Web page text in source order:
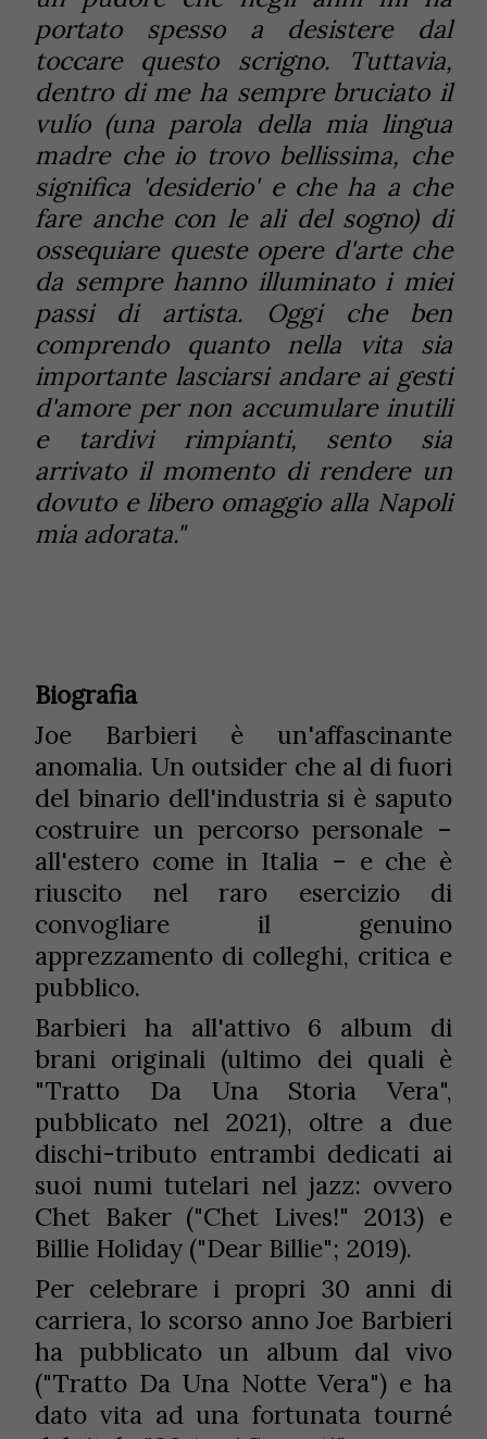
portato spesso a desistere dal
toccare questo scrigno. Tuttavia,
dentro di me ha sempre bruciato il
vulío (una parola della mia lingua
madre che io trovo bellissima, che
significa 'desiderio' e che ha a che
fare anche con le ali del sogno) di
ossequiare queste opere d'arte che
da sempre hanno illuminato i miei
passi di artista. Oggi che ben
comprendo quanto nella vita sia
importante lasciarsi andare ai gesti
d'amore per non accumulare inutili
e tardivi rimpianti, sento sia
arrivato il momento di rendere un
dovuto e libero omaggio alla Napoli
mia adorata."
Biografia
Joe Barbieri è un'affascinante
anomalia. Un outsider che al di fuori
del binario dell'industria si è saputo
costruire un percorso personale –
all'estero come in Italia – e che è
riuscito nel raro esercizio di
convogliare il genuino
apprezzamento di colleghi, critica e
pubblico.
Barbieri ha all'attivo 6 album di
brani originali (ultimo dei quali è
"Tratto Da Una Storia Vera",
pubblicato nel 2021), oltre a due
dischi-tributo entrambi dedicati ai
suoi numi tutelari nel jazz: ovvero
Chet Baker ("Chet Lives!" 2013) e
Billie Holiday ("Dear Billie"; 2019).
Per celebrare i propri 30 anni di
carriera, lo scorso anno Joe Barbieri
ha pubblicato un album dal vivo
("Tratto Da Una Notte Vera") e ha
dato vita ad una fortunata tourné